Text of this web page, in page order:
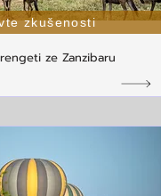
zkušenosti
ze Zanzibaru